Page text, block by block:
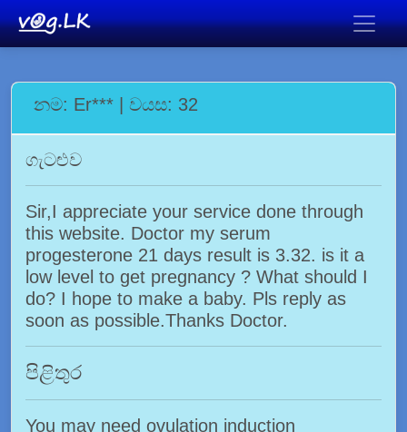
නම: Er*** | වයස: 32
ගැටළුව
Sir,I appreciate your service done through
this website. Doctor my serum
progesterone 21 days result is 3.32. is it a
low level to get pregnancy ? What should I
do? I hope to make a baby. Pls reply as
soon as possible.Thanks Doctor.
පිළිතුර
You may need ovulation induction